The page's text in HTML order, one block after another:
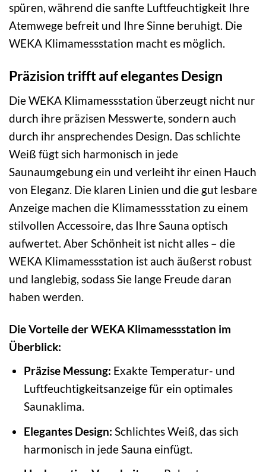
spüren, während die sanfte Luftfeuchtigkeit Ihre
Atemwege befreit und Ihre Sinne beruhigt. Die
WEKA Klimamessstation macht es möglich.
Präzision trifft auf elegantes Design
Die WEKA Klimamessstation überzeugt nicht nur
durch ihre präzisen Messwerte, sondern auch
durch ihr ansprechendes Design. Das schlichte
Weiß fügt sich harmonisch in jede
Saunaumgebung ein und verleiht ihr einen Hauch
von Eleganz. Die klaren Linien und die gut lesbare
Anzeige machen die Klimamessstation zu einem
stilvollen Accessoire, das Ihre Sauna optisch
aufwertet. Aber Schönheit ist nicht alles – die
WEKA Klimamessstation ist auch äußerst robust
und langlebig, sodass Sie lange Freude daran
haben werden.
Die Vorteile der WEKA Klimamessstation im
Überblick:
Präzise Messung: Exakte Temperatur- und
Luftfeuchtigkeitsanzeige für ein optimales
Saunaklima.
Elegantes Design: Schlichtes Weiß, das sich
harmonisch in jede Sauna einfügt.